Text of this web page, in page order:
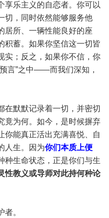
享乐主义的自恋者。你可以
切，同时依然能够服务他
居所、一辆性能良好的座
积蓄。如果你坚信这一切皆
实；反之，如果你不信，你
言”之中——而我们深知，
在默默记录着一切，并密切
竟为何。如今，是时候摒弃
你能真正活出充满喜悦、自
人生。因为你们本质上便
种生命状态，正是你们与生
性教义或导师对此持何种论
。